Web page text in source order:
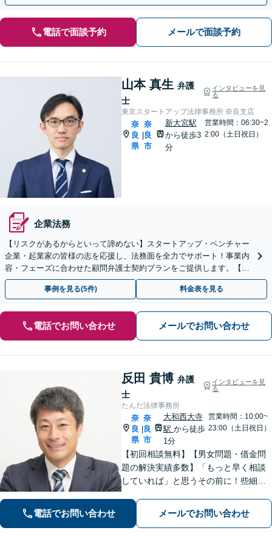
電話で面談予約 メールで面談予約
山本 真生 弁護
士
インタビューを見
る
東京スタートアップ法律事務所 奈良支店
奈
良
県
奈
良
市
新大宮駅
から徒歩3
分
営業時間：06:30~2
2:00（土日祝日）
企業法務
【リスクがあるからといって諦めない】スタートアップ・ベンチャー
企業・起業家の皆様の志を応援し、法務面を全力でサポート！事業内
容・フェーズに合わせた顧問弁護士契約プランをご提供します。【顧
問契約／企業法務】
事例を見る(5件) 料金表を見る
電話でお問い合わせ メールでお問い合わせ
反田 貴博 弁護
士
インタビューを見
る
たんだ法律事務所
奈
良
県
奈
良
市
大和西大寺
駅 から徒歩
1分
営業時間：10:00~
23:00（土日祝日）
【初回相談無料】【男女問題・借金問
題の解決実績多数】「もっと早く相談
していれば」と思うその前に！些細な
者さまと密に連絡を取り、納得できる
解決を目指します【大和西大寺駅1分】
電話でお問い合わせ メールでお問い合わせ